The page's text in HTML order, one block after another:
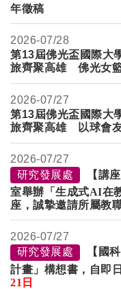
年徵稿
2026-07/28
第13屆佛光盃國際大
旅齊聚高雄 佛光女
2026-07/27
第13屆佛光盃國際大
旅齊聚高雄 以球會
2026-07/27
研究發展處
【講
室舉辦「生成式AI在
座，誠摯邀請所屬教
月6日下午5時整】
2026-07/27
研究發展處
【國
計畫」構想書，自即
21日